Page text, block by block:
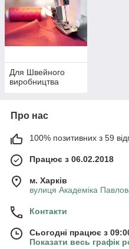
Для Швейного
виробництва
Про нас
100% позитивних з 59
Працює з 06.02.2018
м. Харків
вулиця Академіка
Контакти
Сьогодні працює з
Показати весь графік